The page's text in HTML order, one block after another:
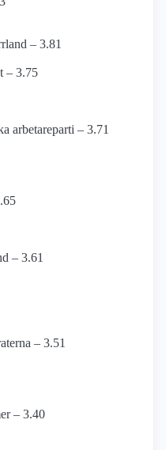
– 3.81
– 3.75
arbetareparti – 3.71
– 3.61
– 3.51
– 3.40